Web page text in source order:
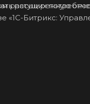
расширенную
Битрикс:
растущих